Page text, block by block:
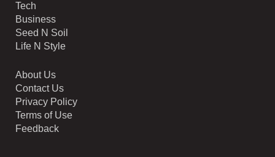
Tech
Business
Seed N Soil
Life N Style
About Us
Contact Us
Privacy Policy
Terms of Use
Feedback